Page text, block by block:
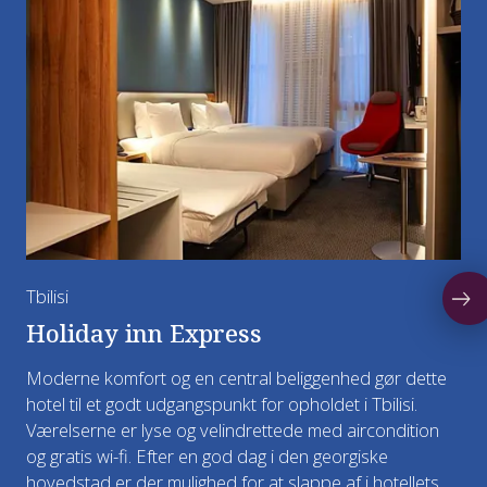
Kørslen til Ushguli foregår i 4WD køretøjer.
Måltider: Morgenmad og frokost
Overnatning: Mestia
Svetitskhoveli-katedralen fra 1000-tallet.
Katedralen er kendt for sin rige udsmykning og
ligger på stedet, hvor Georgiens første kristne
kirke blev opført i 300-tallet.
Måltider: Morgenmad og frokost
Overnatning: Tbilisi
der pruttes ivrigt om priserne. Mange ting, der er
typiske for landet, kan fås på dette marked, f.eks.
sølvbeslåede drikkehorn, broderier og
filtarbejder. Også antikviteter kan man finde her.
Om aftenen spiser vi afskedsmiddag.
Måltider: Morgenmad, frokost og
afskedsmiddag.
Overnatning: Tbilisi
Tbilisi
Holiday inn Express
Moderne komfort og en central beliggenhed gør dette
hotel til et godt udgangspunkt for opholdet i Tbilisi.
Værelserne er lyse og velindrettede med aircondition
og gratis wi-fi. Efter en god dag i den georgiske